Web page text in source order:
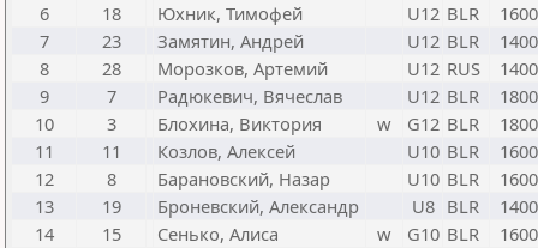
6
18 Юхник, Тимофей U12 BLR
1600
7
23 Замятин, Андрей U12 BLR
1400
8
28 Морозков, Артемий U12 RUS
1400
9
7 Радюкевич, Вячеслав U12 BLR
1800
10
3 Блохина, Виктория w G12 BLR
1800
11
11 Козлов, Алексей U10 BLR
1600
12
8 Барановский, Назар U10 BLR
1600
13
19 Броневский, Александр U8 BLR
1400
14
15 Сенько, Алиса w G10 BLR
1600